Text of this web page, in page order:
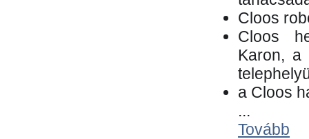
Cloos
Cloos
Karon, a
a Cloos
...
Tovább